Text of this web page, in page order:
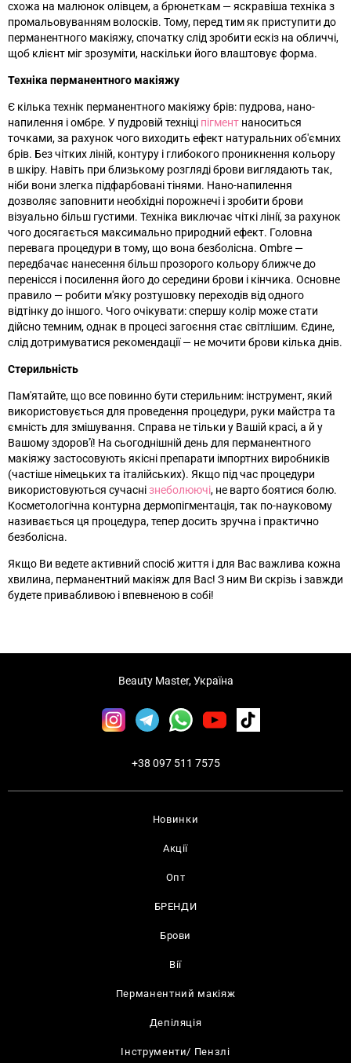
схожа на малюнок олівцем, а брюнеткам — яскравіша техніка з
промальовуванням волосків. Тому, перед тим як приступити до
перманентного макіяжу, спочатку слід зробити ескіз на обличчі,
щоб клієнт міг зрозуміти, наскільки його влаштовує форма.
Техніка перманентного макіяжу
Є кілька технік перманентного макіяжу брів: пудрова, нано-
напилення і омбре. У пудровій техніці пігмент наноситься
точками, за рахунок чого виходить ефект натуральних об'ємних
брів. Без чітких ліній, контуру і глибокого проникнення кольору
в шкіру. Навіть при близькому розгляді брови виглядають так,
ніби вони злегка підфарбовані тінями. Нано-напилення
дозволяє заповнити необхідні порожнечі і зробити брови
візуально більш густими. Техніка виключає чіткі лінії, за рахунок
чого досягається максимально природний ефект. Головна
перевага процедури в тому, що вона безболісна. Ombre —
передбачає нанесення більш прозорого кольору ближче до
перенісся і посилення його до середини брови і кінчика. Основне
правило — робити м'яку розтушовку переходів від одного
відтінку до іншого. Чого очікувати: спершу колір може стати
дійсно темним, однак в процесі загоєння стає світлішим. Єдине,
слід дотримуватися рекомендації — не мочити брови кілька днів.
Стерильність
Пам'ятайте, що все повинно бути стерильним: інструмент, який
використовується для проведення процедури, руки майстра та
ємність для змішування. Справа не тільки у Вашій красі, а й у
Вашому здоров'ї! На сьогоднішній день для перманентного
макіяжу застосовують якісні препарати імпортних виробників
(частіше німецьких та італійських). Якщо під час процедури
використовуються сучаснізнеболюючі, не варто боятися болю.
Косметологічна контурна дермопігментація, так по-науковому
називається ця процедура, тепер досить зручна і практично
безболісна.
Якщо Ви ведете активний спосіб життя і для Вас важлива кожна
хвилина, перманентний макіяж для Вас! З ним Ви скрізь і завжди
будете привабливою і впевненою в собі!
Новинки
Акції
Опт
БРЕНДИ
Брови
Вії
Перманентний макіяж
Депіляція
Інструменти/ Пензлі
Beauty Master, Україна
+38 097 511 7575